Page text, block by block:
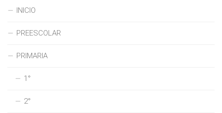
INICIO
PREESCOLAR
PRIMARIA
1°
2°